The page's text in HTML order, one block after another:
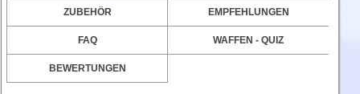
ZUBEHÖR EMPFEHLUNGEN
FAQ WAFFEN - QUIZ
BEWERTUNGEN